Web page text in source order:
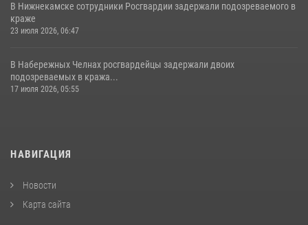
В Нижнекамске сотрудники Росгвардии задержали подозреваемого в
краже
23 июля 2026, 06:47
В Набережных Челнах росгвардейцы задержали двоих
подозреваемых в кража...
17 июля 2026, 05:55
НАВИГАЦИЯ
Новости
Карта сайта